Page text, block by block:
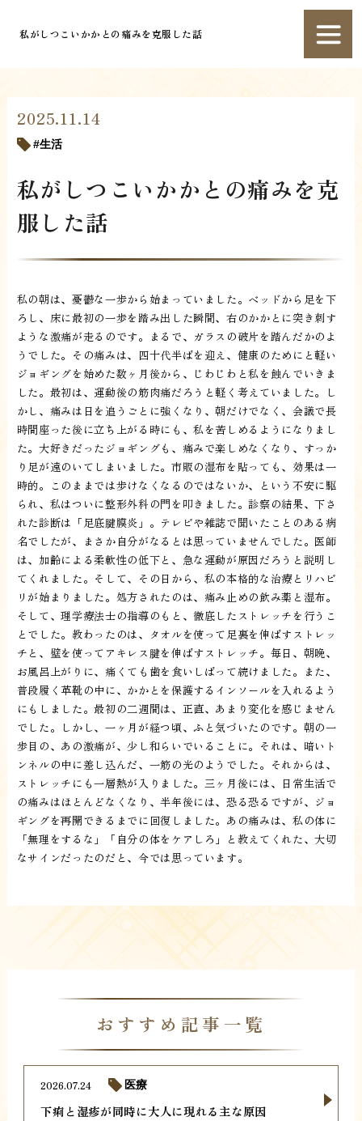
私がしつこいかかとの痛みを克服した話
2025.11.14
生活
私がしつこいかかとの痛みを克
服した話
私の朝は、憂鬱な一歩から始まっていました。ベッドから足を下
ろし、床に最初の一歩を踏み出した瞬間、右のかかとに突き刺す
ような激痛が走るのです。まるで、ガラスの破片を踏んだかのよ
うでした。その痛みは、四十代半ばを迎え、健康のためにと軽い
ジョギングを始めた数ヶ月後から、じわじわと私を蝕んでいきま
した。最初は、運動後の筋肉痛だろうと軽く考えていました。し
かし、痛みは日を追うごとに強くなり、朝だけでなく、会議で長
時間座った後に立ち上がる時にも、私を苦しめるようになりまし
た。大好きだったジョギングも、痛みで楽しめなくなり、すっか
り足が遠のいてしまいました。市販の湿布を貼っても、効果は一
時的。このままでは歩けなくなるのではないか、という不安に駆
られ、私はついに整形外科の門を叩きました。診察の結果、下さ
れた診断は「足底腱膜炎」。テレビや雑誌で聞いたことのある病
名でしたが、まさか自分がなるとは思っていませんでした。医師
は、加齢による柔軟性の低下と、急な運動が原因だろうと説明し
てくれました。そして、その日から、私の本格的な治療とリハビ
リが始まりました。処方されたのは、痛み止めの飲み薬と湿布。
そして、理学療法士の指導のもと、徹底したストレッチを行うこ
とでした。教わったのは、タオルを使って足裏を伸ばすストレッ
チと、壁を使ってアキレス腱を伸ばすストレッチ。毎日、朝晩、
お風呂上がりに、痛くても歯を食いしばって続けました。また、
普段履く革靴の中に、かかとを保護するインソールを入れるよう
にもしました。最初の二週間は、正直、あまり変化を感じません
でした。しかし、一ヶ月が経つ頃、ふと気づいたのです。朝の一
歩目の、あの激痛が、少し和らいでいることに。それは、暗いト
ンネルの中に差し込んだ、一筋の光のようでした。それからは、
ストレッチにも一層熱が入りました。三ヶ月後には、日常生活で
の痛みはほとんどなくなり、半年後には、恐る恐るですが、ジョ
ギングを再開できるまでに回復しました。あの痛みは、私の体に
「無理をするな」「自分の体をケアしろ」と教えてくれた、大切
なサインだったのだと、今では思っています。
おすすめ記事一覧
下痢と湿疹が同時に大人に現れる主な原因
2026.07.24 医療